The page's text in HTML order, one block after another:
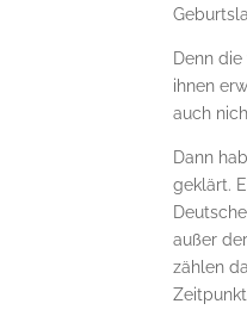
Denn
ihnen
auch
Dann
geklärt.
außer
zählen